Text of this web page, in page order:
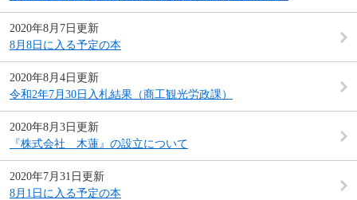
2020年8月7日更新
8月8日に入る予定の本
2020年8月4日更新
令和2年7月30日入札結果（商工観光労政課）
2020年8月3日更新
『株式会社 木蓮』の設立について
2020年7月31日更新
8月1日に入る予定の本